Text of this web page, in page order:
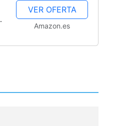
VER OFERTA
Amazon.es